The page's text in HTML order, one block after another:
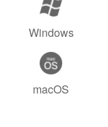
Windows
macOS